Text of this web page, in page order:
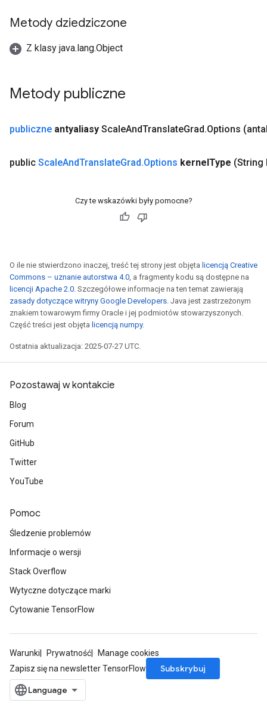
Metody dziedziczone
Z klasy java.lang.Object
Metody publiczne
publiczne antyaliasy ScaleAndTranslateGrad.Options
public ScaleAndTranslateGrad.Options kernelType (String
Czy te wskazówki były pomocne?
O ile nie stwierdzono inaczej, treść tej strony jest objęta licencją Creative
Commons – uznanie autorstwa 4.0, a fragmenty kodu są dostępne na
licencji Apache 2.0. Szczegółowe informacje na ten temat zawierają
zasady dotyczące witryny Google Developers. Java jest zastrzeżonym
znakiem towarowym firmy Oracle i jej podmiotów stowarzyszonych.
Część treści jest objęta licencją numpy.
Ostatnia aktualizacja: 2025-07-27 UTC.
Pozostawaj w kontakcie
Blog
Forum
GitHub
Twitter
YouTube
Pomoc
Śledzenie problemów
Informacje o wersji
Stack Overflow
Wytyczne dotyczące marki
Cytowanie TensorFlow
Warunki Prywatność
Manage cookies
Zapisz się na newsletter TensorFlow
Subskrybuj